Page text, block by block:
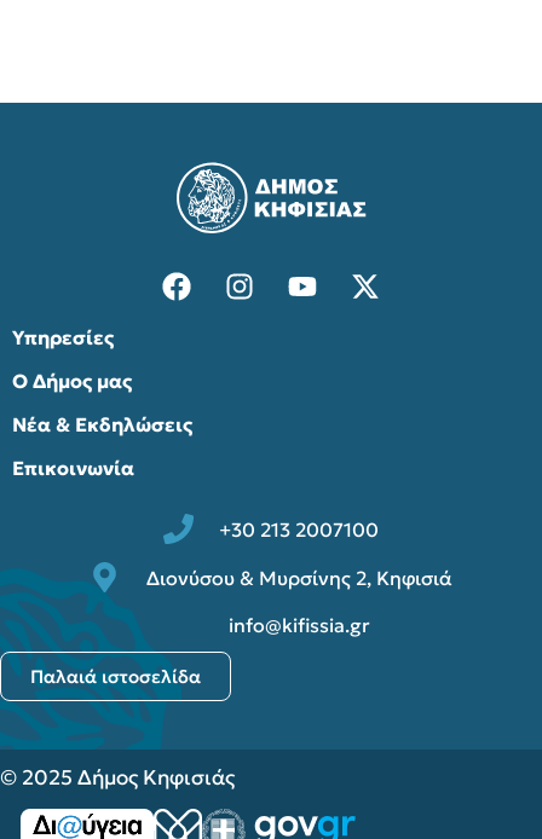
Υπηρεσίες
Ο Δήμος μας
Νέα & Εκδηλώσεις
Επικοινωνία
+30 213 2007100
Διονύσου & Μυρσίνης 2, Κηφισιά
info@kifissia.gr
Παλαιά ιστοσελίδα
© 2025 Δήμος Κηφισιάς